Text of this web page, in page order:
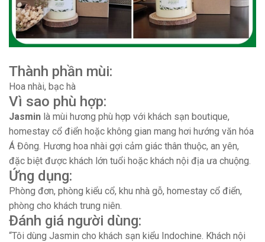
Thành phần mùi:
Hoa nhài, bạc hà
Vì sao phù hợp:
Jasmin là mùi hương phù hợp với khách sạn boutique,
homestay cổ điển hoặc không gian mang hơi hướng văn hóa
Á Đông. Hương hoa nhài gợi cảm giác thân thuộc, an yên,
đặc biệt được khách lớn tuổi hoặc khách nội địa ưa chuộng.
Ứng dụng:
Phòng đơn, phòng kiểu cổ, khu nhà gỗ, homestay cổ điển,
phòng cho khách trung niên.
Đánh giá người dùng:
“Tôi dùng Jasmin cho khách sạn kiểu Indochine. Khách nội